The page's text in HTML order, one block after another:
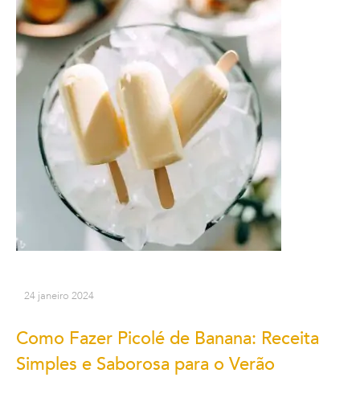
24 janeiro 2024
Como Fazer Picolé de Banana: Receita
Simples e Saborosa para o Verão